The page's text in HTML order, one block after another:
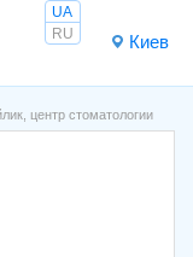
Киев
UA
RU
центр стоматологии